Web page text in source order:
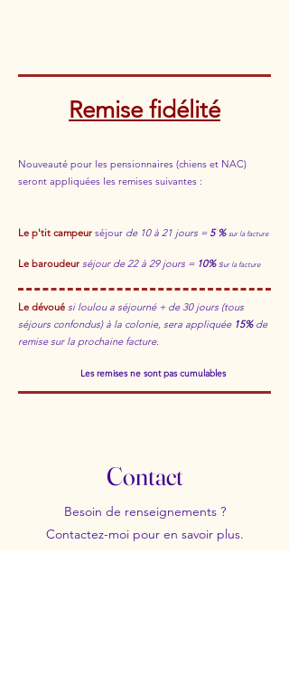
Remise fidélité
Nouveauté pour les pensionnaires (chiens et NAC)
seront appliquées les remises suivantes :
Le p'tit campeur séjour de 10 à 21 jours =5 % sur la facture
Le baroudeur séjour de 22 à 29 jours = 10%sur la facture
Le dévoué si loulou a séjourné + de 30 jours (tous
séjours confondus) à la colonie, sera appliquée 15%de
remise sur la prochaine facture.
Les remises ne sont pas cumulables
Contact
Besoin de renseignements ?
Contactez-moi pour en savoir plus.